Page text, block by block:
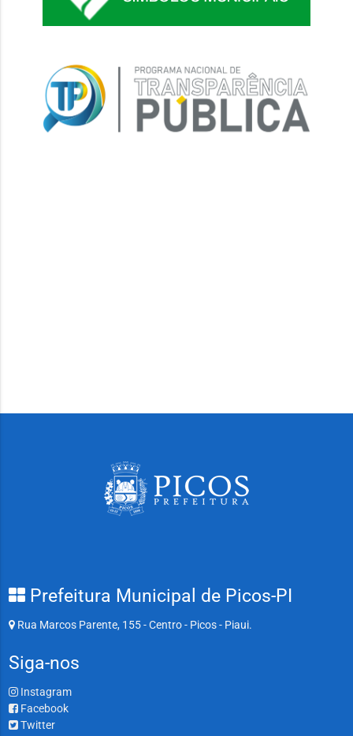
Prefeitura Municipal de Picos-PI
Rua Marcos Parente, 155 - Centro - Picos - Piaui.
Siga-nos
Instagram
Facebook
Twitter